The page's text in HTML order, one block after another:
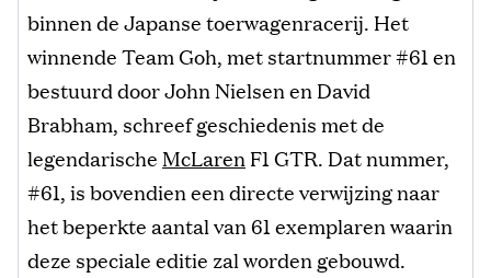
binnen de Japanse toerwagenracerij. Het
winnende Team Goh, met startnummer #61 en
bestuurd door John Nielsen en David
Brabham, schreef geschiedenis met de
legendarische McLaren F1 GTR. Dat nummer,
#61, is bovendien een directe verwijzing naar
het beperkte aantal van 61 exemplaren waarin
deze speciale editie zal worden gebouwd.